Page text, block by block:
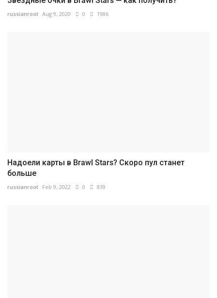
russianroot Aug 9, 2020 0 1986
Надоели карты в Brawl Stars? Скоро пул станет
больше
russianroot Feb 9, 2022 0 839